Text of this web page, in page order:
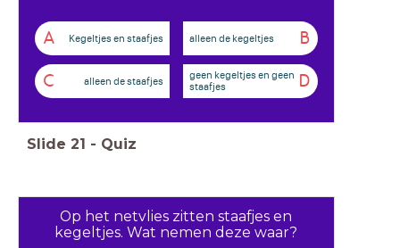
A Kegeltjes en staafjes B
alleen de kegeltjes
C alleen de staafjes D
geen kegeltjes en geen
staafjes
Slide 21 - Quiz
Op het netvlies zitten staafjes en
kegeltjes. Wat nemen deze waar?